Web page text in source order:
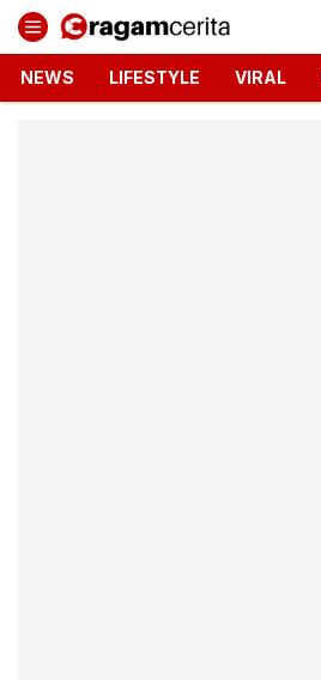
Ragamcerita.com
Informasi Terbaru dan Terkini
NEWS LIFESTYLE VIRAL